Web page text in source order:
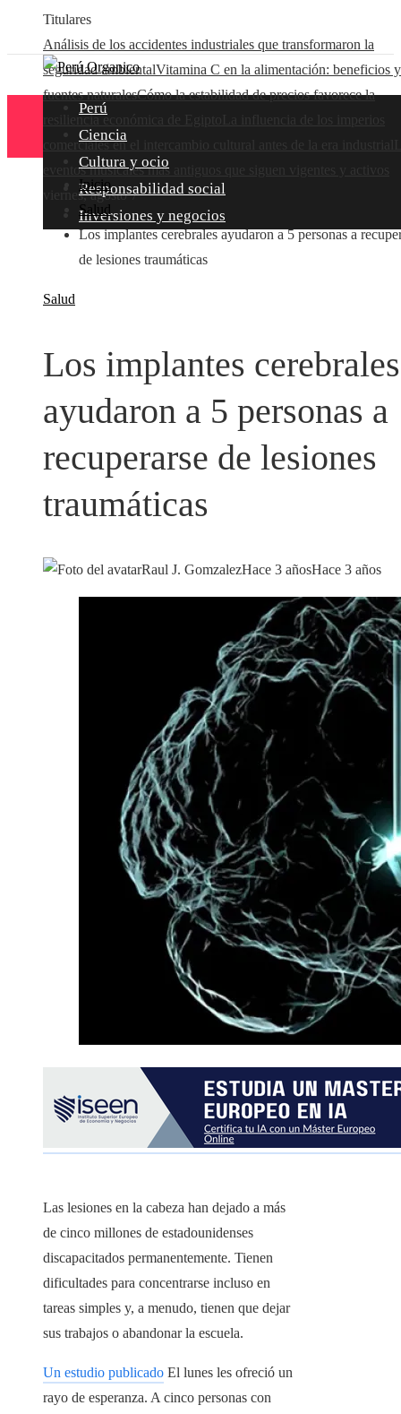
Titulares
Análisis de los accidentes industriales que transformaron la
seguridad ambientalVitamina C en la alimentación: beneficios y
fuentes naturalesCómo la estabilidad de precios favorece la
resiliencia económica de Egipto
comerciales en el intercambio cultural antes de la era industrial
eventos musicales más antiguos que siguen vigentes y activos
viernes, agosto 7
Perú
Ciencia
Cultura y ocio
Responsabilidad social
Inversiones y negocios
Inicio
Salud
Los implantes cerebrales ayudaron a 5 personas a
de lesiones traumáticas
Salud
Los implantes cerebrales
ayudaron a 5 personas a
recuperarse de lesiones
traumáticas
Raul J. GomzalezHace 3 añosHace 3 años
Las lesiones en la cabeza han dejado a más
de cinco millones de estadounidenses
discapacitados permanentemente. Tienen
dificultades para concentrarse incluso en
tareas simples y, a menudo, tienen que dejar
sus trabajos o abandonar la escuela.
Un estudio publicado El lunes les ofreció un
rayo de esperanza. A cinco personas con